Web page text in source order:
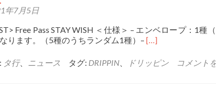
年7月5日
Free Pass STAY WISH ＜仕様＞ – エンベロープ：1
ります。（5種のうちランダム1種）– Read
about
DRIPPIN
[…]
タ行、 ニュース タグ: DRIPPIN ドリッピン コメント